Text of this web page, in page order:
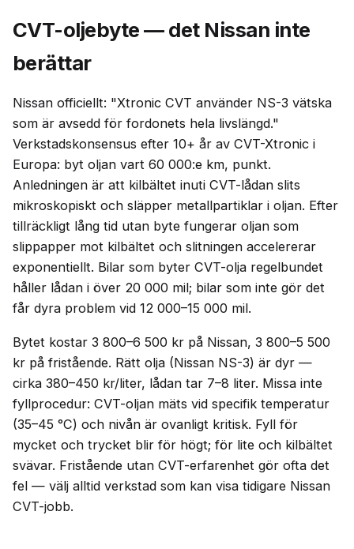
CVT-oljebyte — det Nissan inte
berättar
Nissan officiellt: "Xtronic CVT använder NS-3 vätska
som är avsedd för fordonets hela livslängd."
Verkstadskonsensus efter 10+ år av CVT-Xtronic i
Europa: byt oljan vart 60 000:e km, punkt.
Anledningen är att kilbältet inuti CVT-lådan slits
mikroskopiskt och släpper metallpartiklar i oljan. Efter
tillräckligt lång tid utan byte fungerar oljan som
slippapper mot kilbältet och slitningen accelererar
exponentiellt. Bilar som byter CVT-olja regelbundet
håller lådan i över 20 000 mil; bilar som inte gör det
får dyra problem vid 12 000–15 000 mil.
Bytet kostar 3 800–6 500 kr på Nissan, 3 800–5 500
kr på fristående. Rätt olja (Nissan NS-3) är dyr —
cirka 380–450 kr/liter, lådan tar 7–8 liter. Missa inte
fyllprocedur: CVT-oljan mäts vid specifik temperatur
(35–45 °C) och nivån är ovanligt kritisk. Fyll för
mycket och trycket blir för högt; för lite och kilbältet
svävar. Fristående utan CVT-erfarenhet gör ofta det
fel — välj alltid verkstad som kan visa tidigare Nissan
CVT-jobb.